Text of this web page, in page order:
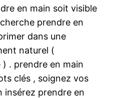
en main soit visible
prendre en
dans une
naturel (
. prendre en main
clés , soignez vos
insérez prendre en